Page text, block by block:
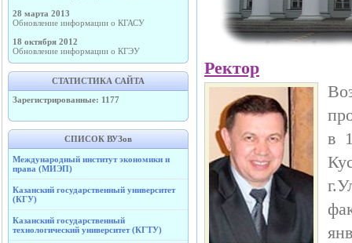
28 марта 2013
Обновление информации о КГАСУ
18 октября 2012
Обновление информации о КГЭУ
СТАТИСТИКА САЙТА
Зарегистрированные: 1177
СПИСОК ВУЗов
Международный институт экономики и
права (МИЭП)
Казанский государственный университет
(КГУ)
Казанский государственный
технологический университет (КГТУ)
Ректор
в